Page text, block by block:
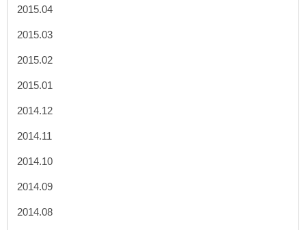
2015.04
2015.03
2015.02
2015.01
2014.12
2014.11
2014.10
2014.09
2014.08